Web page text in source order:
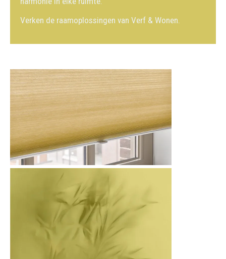
Verken de raamoplossingen van Verf & Wonen.